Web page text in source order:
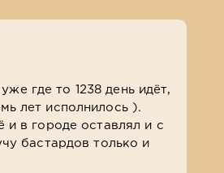
где то 1238 день идёт,
лет исполнилось ).
в городе оставлял и с
бастардов только и